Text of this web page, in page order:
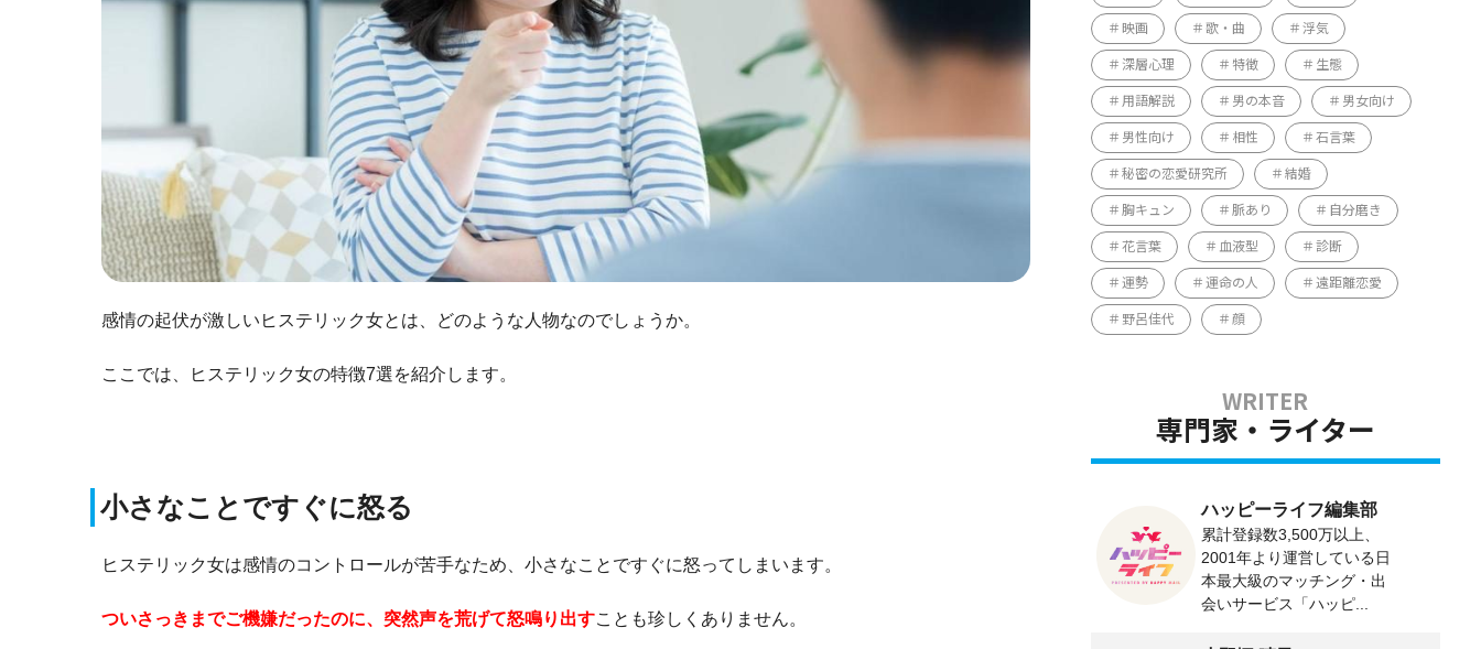
感情の起伏が激しいヒステリック女とは、どのような人物なのでしょうか。
ここでは、ヒステリック女の特徴7選を紹介します。
小さなことですぐに怒る
ヒステリック女は感情のコントロールが苦手なため、小さなことですぐに怒ってしまいます。
ついさっきまでご機嫌だったのに、突然声を荒げて怒鳴り出すことも珍しくありません。
映画 歌・曲 浮気
深層心理 特徴 生態
用語解説 男の本音 男女向け
男性向け 相性 石言葉
秘密の恋愛研究所 結婚
胸キュン 脈あり 自分磨き
花言葉 血液型 診断
運勢 運命の人 遠距離恋愛
野呂佳代 顔
専門家・ライター
ハッピーライフ編集部
累計登録数3,500万以上、
2001年より運営している日
本最大級のマッチング・出
会いサービス「ハッピ...